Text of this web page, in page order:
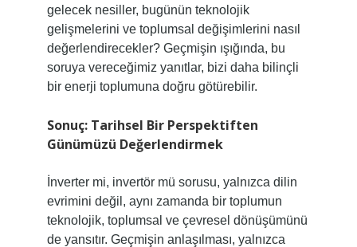
gelecek nesiller, bugünün teknolojik
gelişmelerini ve toplumsal değişimlerini nasıl
değerlendirecekler? Geçmişin ışığında, bu
soruya vereceğimiz yanıtlar, bizi daha bilinçli
bir enerji toplumuna doğru götürebilir.
Sonuç: Tarihsel Bir Perspektiften
Günümüzü Değerlendirmek
İnverter mi, invertör mü sorusu, yalnızca dilin
evrimini değil, aynı zamanda bir toplumun
teknolojik, toplumsal ve çevresel dönüşümünü
de yansıtır. Geçmişin anlaşılması, yalnızca